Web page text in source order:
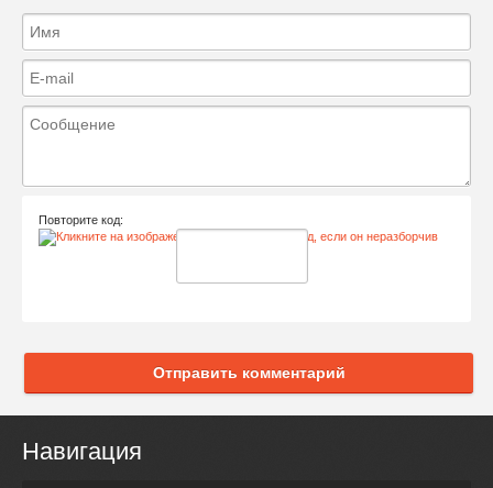
Повторите код:
Отправить комментарий
Навигация